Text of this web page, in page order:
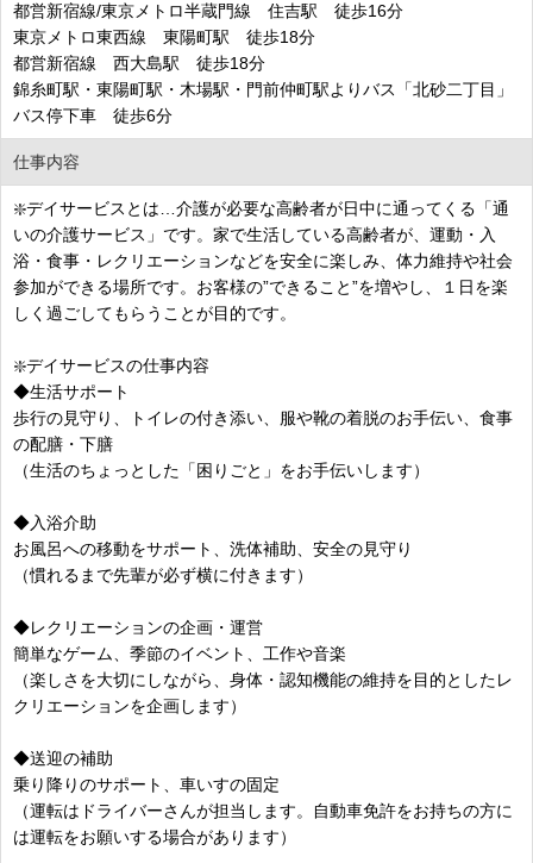
都営新宿線/東京メトロ半蔵門線 住吉駅 徒歩16分
東京メトロ東西線 東陽町駅 徒歩18分
都営新宿線 西大島駅 徒歩18分
錦糸町駅・東陽町駅・木場駅・門前仲町駅よりバス「北砂二丁目」
バス停下車 徒歩6分
仕事内容
❇️デイサービスとは…介護が必要な高齢者が日中に通ってくる「通
いの介護サービス」です。家で生活している高齢者が、運動・入
浴・食事・レクリエーションなどを安全に楽しみ、体力維持や社会
参加ができる場所です。お客様の”できること”を増やし、１日を楽
しく過ごしてもらうことが目的です。
❇️デイサービスの仕事内容
◆生活サポート
歩行の見守り、トイレの付き添い、服や靴の着脱のお手伝い、食事
の配膳・下膳
（生活のちょっとした「困りごと」をお手伝いします）
◆入浴介助
お風呂への移動をサポート、洗体補助、安全の見守り
（慣れるまで先輩が必ず横に付きます）
◆レクリエーションの企画・運営
簡単なゲーム、季節のイベント、工作や音楽
（楽しさを大切にしながら、身体・認知機能の維持を目的としたレ
クリエーションを企画します）
◆送迎の補助
乗り降りのサポート、車いすの固定
（運転はドライバーさんが担当します。自動車免許をお持ちの方に
は運転をお願いする場合があります）